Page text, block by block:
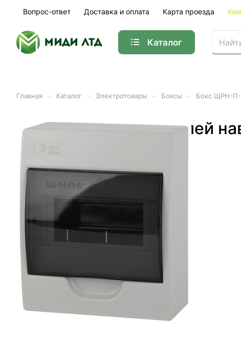
Вопрос-ответ Доставка и оплата Карта проезда
Каталог
Главная Каталог Электротовары Боксы Бокс ЩРН-П-
Бокс ЩРН-П- 8 модулей
Все товары ЭРА